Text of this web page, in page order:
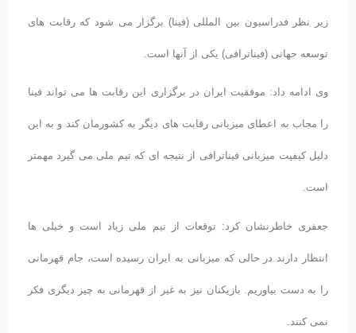
زیر نظر فدراسیون بین المللی (فینا) برگزار می شود که رقابت های
توسعه جهانی (فیناترافی) یکی از آنها است.
وی ادامه داد: موفقیت ایران در برگزاری این رقابت ها می تواند فینا
را مجاب به اعطای میزبانی رقابت های دیگر به کشورمان کند و به این
دلیل کیفیت میزبانی فیناترافی از نتیجه ای که تیم ملی می گیرد مهمتر
است.
جعفری خاطرنشان کرد: توقعات از تیم ملی زیاد است و خیلی ها
انتظار دارند در حالی که میزبانی به ایران رسیده است، جام قهرمانی
را به دست بیاوریم. بازیکنان نیز به غیر از قهرمانی به چیز دیگری فکر
نمی کنند.